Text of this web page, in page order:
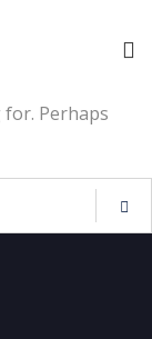
for. Perhaps